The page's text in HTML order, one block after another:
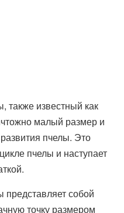
также известный как
малый размер и
пчелы. Это
пчелы и наступает
собой
точку размером